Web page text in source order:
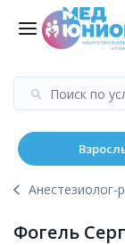
Анестезиолог-
Фогель